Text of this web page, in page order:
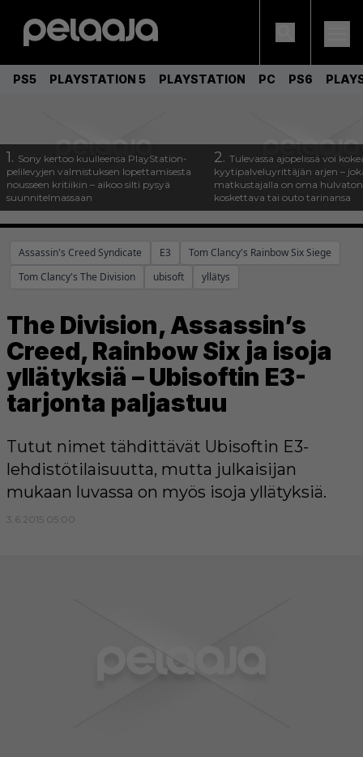
PS5 PLAYSTATION 5 PLAYSTATION PC PS6
1. Sony kertoo kuulleensa PlayStation-
pelilevyjen valmistuksen lopettamisesta
nousseen kritiikin – aikoo silti pysyä
suunnitelmassaan
2. Tulevassa ajopelissä voi
kyytipalveluyrittäjän arjen –
matkustajalla on oma
koskettava tai outo tarinansa
Assassin's Creed Syndicate E3
Tom Clancy's Rainbow Six Siege
Tom Clancy's The Division
ubisoft yllätys
The Division, Assassin’s
Creed, Rainbow Six ja isoja
yllätyksiä – Ubisoftin E3-
tarjonta paljastuu
Tutut nimet tähdittävät Ubisoftin E3-
lehdistötilaisuutta, mutta julkaisijan
mukaan luvassa on myös isoja yllätyksiä.
3.6.2015 05:00